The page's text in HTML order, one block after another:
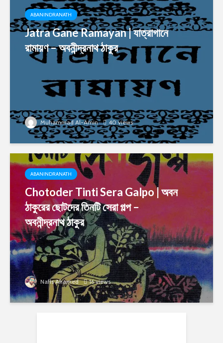
ABANINDRANATH
Jatra Gane Ramayan | যাত্রাগানে
রামায়ণ – অবনীন্দ্রনাথ ঠাকুর
Muhammad Al-Amin 40 views
ABANINDRANATH
Chotoder Tinti Sera Galpo | অবন
ঠাকুরের ছোটদের তিনটি সেরা গল্প –
অবনীন্দ্রনাথ ঠাকুর
Nafis Ahamed 16 views